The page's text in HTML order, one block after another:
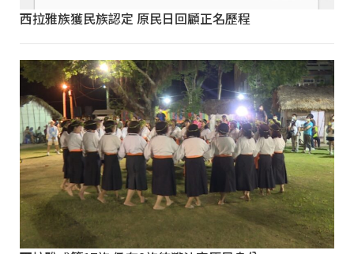
西拉雅族獲民族認定 原民日回顧正名歷程